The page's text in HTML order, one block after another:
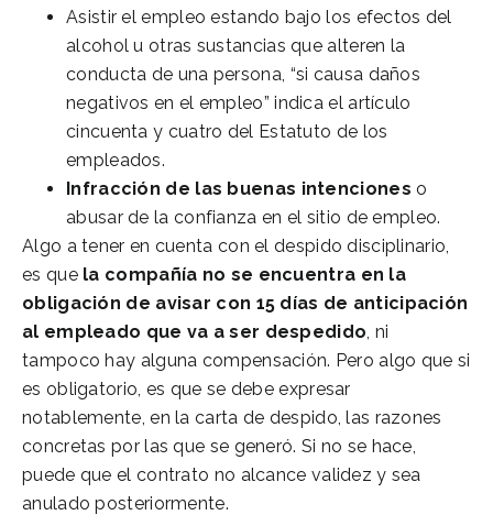
Asistir el empleo estando bajo los efectos del
alcohol u otras sustancias que alteren la
conducta de una persona, “si causa daños
negativos en el empleo” indica el artículo
cincuenta y cuatro del Estatuto de los
empleados.
Infracción de las buenas intenciones o
abusar de la confianza en el sitio de empleo.
Algo a tener en cuenta con el despido disciplinario,
es quela compañía no se encuentra en la
obligación de avisar con 15 días de anticipación
al empleado que va a ser despedido, ni
tampoco hay alguna compensación. Pero algo que si
es obligatorio, es que se debe expresar
notablemente, en la carta de despido, las razones
concretas por las que se generó. Si no se hace,
puede que el contrato no alcance validez y sea
anulado posteriormente.